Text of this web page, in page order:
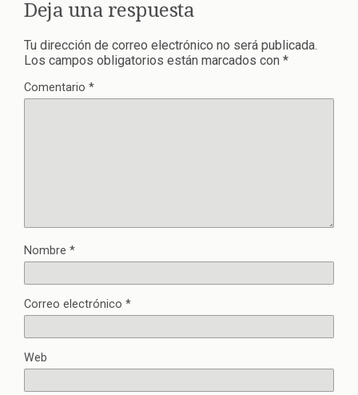
Deja una respuesta
Tu dirección de correo electrónico no será publicada.
Los campos obligatorios están marcados con *
Comentario *
Nombre *
Correo electrónico *
Web